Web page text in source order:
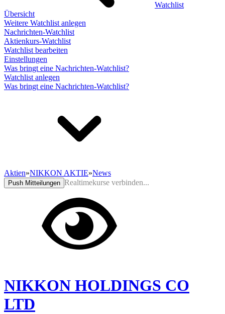
Watchlist
Übersicht
Weitere Watchlist anlegen
Nachrichten-Watchlist
Aktienkurs-Watchlist
Watchlist bearbeiten
Einstellungen
Was bringt eine Nachrichten-Watchlist?
Watchlist anlegen
Was bringt eine Nachrichten-Watchlist?
Aktien»NIKKON AKTIE»News
Push Mitteilungen Realtimekurse verbinden...
NIKKON HOLDINGS CO
LTD